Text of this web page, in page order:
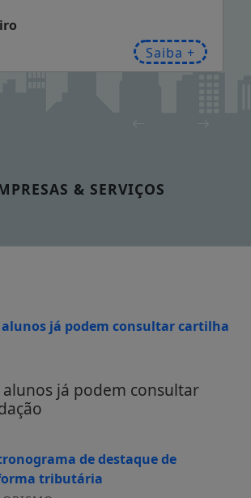
Saiba +
& SERVIÇOS
alunos já podem consultar